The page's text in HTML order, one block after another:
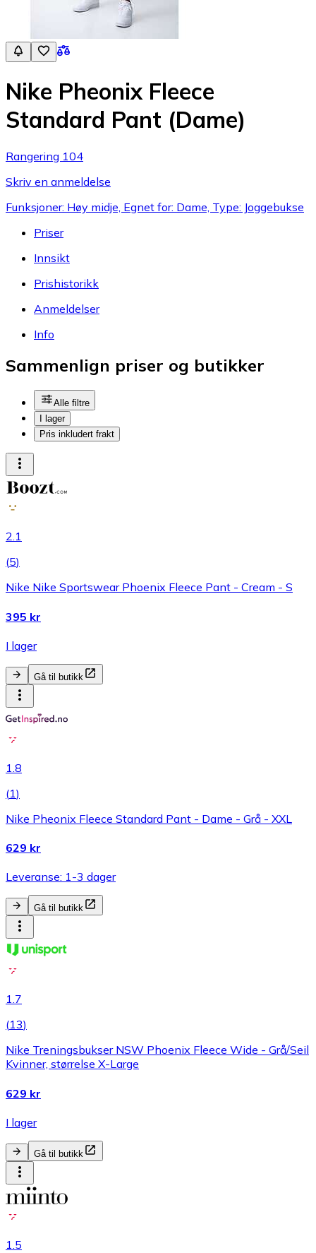
Nike Pheonix Fleece
Standard Pant (Dame)
Rangering 104
Skriv en anmeldelse
Funksjoner: Høy midje, Egnet for: Dame, Type: Joggebukse
Priser
Innsikt
Prishistorikk
Anmeldelser
Info
Sammenlign priser og butikker
Alle filtre
I lager
Pris inkludert frakt
2.1
(5)
Nike Nike Sportswear Phoenix Fleece Pant - Cream - S
395 kr
I lager
Gå til butikk
1.8
(1)
Nike Pheonix Fleece Standard Pant - Dame - Grå - XXL
629 kr
Leveranse: 1-3 dager
Gå til butikk
1.7
(13)
Nike Treningsbukser NSW Phoenix Fleece Wide - Grå/Seil
Kvinner, størrelse X-Large
629 kr
I lager
Gå til butikk
1.5